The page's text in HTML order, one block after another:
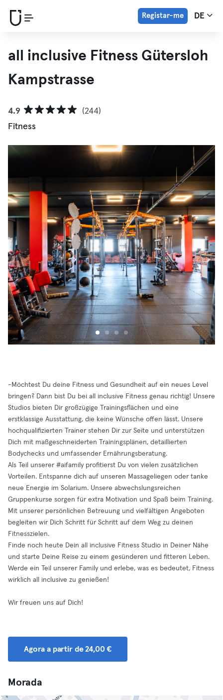
Registar-me DE
all inclusive Fitness Gütersloh
Kampstrasse
4.9
(244)
Fitness
-Möchtest Du deine Fitness und Gesundheit auf ein neues Level
bringen? Dann bist Du bei all inclusive Fitness genau richtig! Unsere
Studios bieten Dir großzügige Trainingsflächen und eine
erstklassige Ausstattung, die keine Wünsche offen lässt. Unsere
hochqualifizierten Trainer stehen Dir zur Seite und unterstützen
Dich mit maßgeschneiderten Trainingsplänen, detaillierten
Bodychecks und umfassender Ernährungsberatung.
Als Teil unserer #aifamily profitierst Du von vielen zusätzlichen
Vorteilen. Entspanne dich auf unseren Massageliegen oder tanke
neue Energie im Solarium. Unsere abwechslungsreichen
Gruppenkurse sorgen für extra Motivation und Spaß beim Training.
Mit unserer persönlichen Betreuung und vielfältigen Angeboten
begleiten wir Dich Schritt für Schritt auf dem Weg zu deinen
Fitnesszielen.
Finde noch heute Dein all inclusive Fitness Studio in Deiner Nähe
und starte Deine Reise zu einem gesünderen und fitteren Leben.
Werde ein Teil unserer Family und erlebe, was es bedeutet, Fitness
wirklich all inclusive zu genießen!
Wir freuen uns auf Dich!
Agora a partir de 24,00 €
Morada